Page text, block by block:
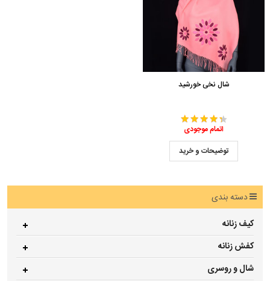
شال نخی خورشید
اتمام موجودی
توضیحات و خرید
دسته بندی
کیف زنانه
کفش زنانه
شال و روسری